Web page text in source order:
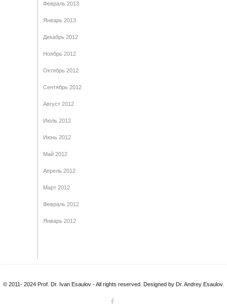
Февраль 2013
Январь 2013
Декабрь 2012
Ноябрь 2012
Октябрь 2012
Сентябрь 2012
Август 2012
Июль 2012
Июнь 2012
Май 2012
Апрель 2012
Март 2012
Февраль 2012
Январь 2012
© 2011- 2024 Prof. Dr. Ivan Esaulov - All rights reserved. Designed by Dr. Andrey Esaulov.